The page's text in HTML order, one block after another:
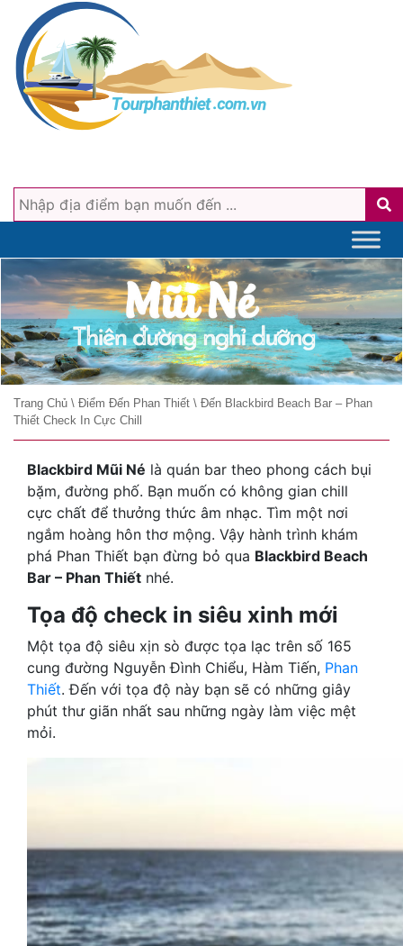
Trang Chủ \ Điểm Đến Phan Thiết \ Đến Blackbird Beach Bar – Phan
Thiết Check In Cực Chill
Blackbird Mũi Né là quán bar theo phong cách bụi
bặm, đường phố. Bạn muốn có không gian chill
cực chất để thưởng thức âm nhạc. Tìm một nơi
ngắm hoàng hôn thơ mộng. Vậy hành trình khám
phá Phan Thiết bạn đừng bỏ qua Blackbird Beach
Bar – Phan Thiết nhé.
Tọa độ check in siêu xinh mới
Một tọa độ siêu xịn sò được tọa lạc trên số 165
cung đường Nguyễn Đình Chiểu, Hàm Tiến, Phan
Thiết. Đến với tọa độ này bạn sẽ có những giây
phút thư giãn nhất sau những ngày làm việc mệt
mỏi.